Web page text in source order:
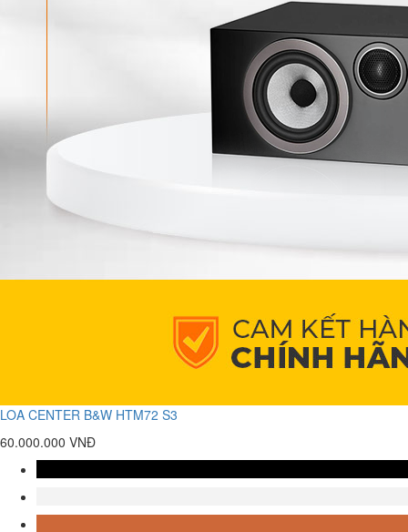
LOA CENTER B&W HTM72 S3
60.000.000 VNĐ